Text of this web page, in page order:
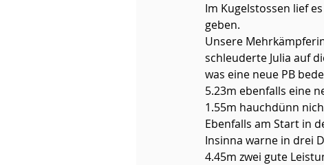
Im Kugelstossen lief
geben.
Unsere
schleuderte Julia auf
was eine neue PB
5.23m ebenfalls eine
1.55m hauchdünn
Ebenfalls am Start in
Insinna warne in drei
4.45m zwei gute